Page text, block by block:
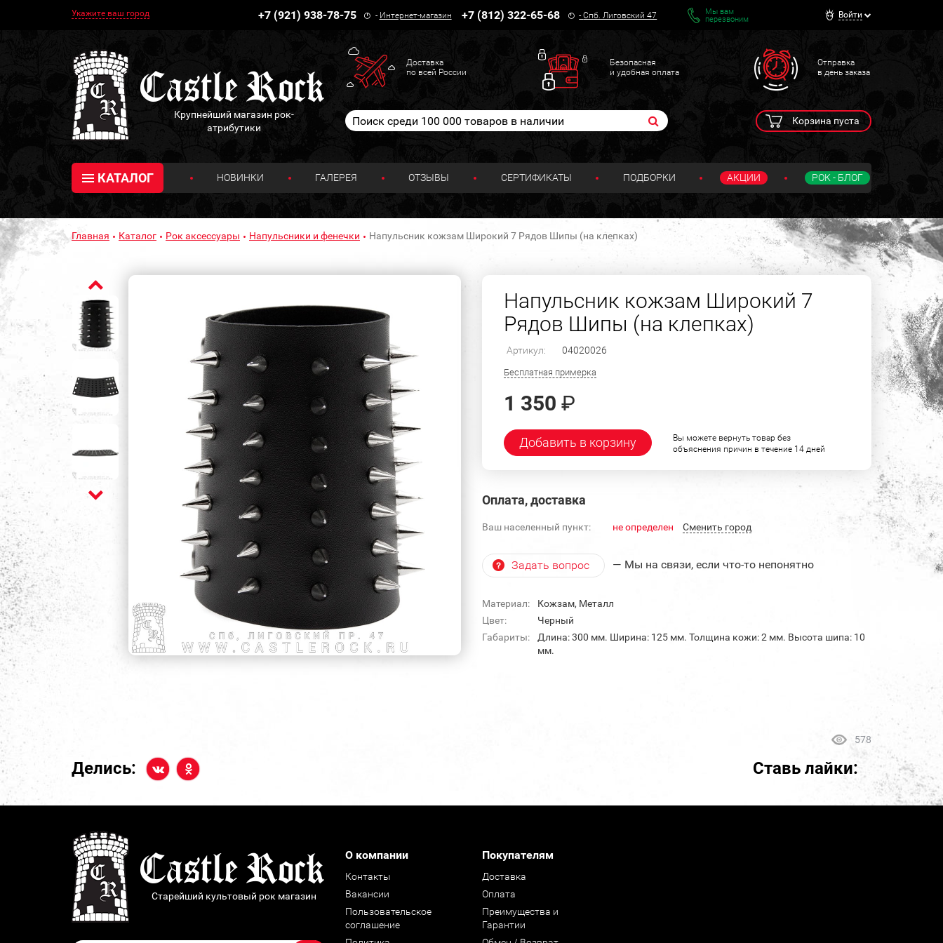
Укажите ваш город +7 (921) 938-78-75 - Интернет-магазин +7 (812) 322-65-68 -Спб. Лиговский 47
Мы вам
перезвоним
Войти
Крупнейший магазин рок-
атрибутики
Доставка
по всей России
Безопасная
и удобная оплата
Отправка
в день заказа
Корзина пуста
КАТАЛОГ НОВИНКИ ГАЛЕРЕЯ ОТЗЫВЫ СЕРТИФИКАТЫ ПОДБОРКИ АКЦИИ РОК - БЛОГ
Главная Каталог Рок аксессуары Напульсники и фенечки Напульсник кожзам Широкий 7 Рядов Шипы (на клепках)
Напульсник кожзам Широкий 7
Рядов Шипы (на клепках)
Артикул: 04020026
Бесплатная примерка
1 350 ₽
Добавить в корзину
Вы можете вернуть товар без
объяснения причин в течение 14 дней
Оплата, доставка
Ваш населенный пункт: не определен Cменить город
Задать вопрос — Мы на связи, если что-то непонятно
Материал:
Кожзам, Металл
Цвет:
Черный
Габариты:
Длина: 300 мм. Ширина: 125 мм. Толщина кожи: 2 мм. Высота шипа: 10
мм.
578
Делись: Ставь лайки:
Старейший культовый рок магазин
О компании
Контакты
Вакансии
Пользовательское
соглашение
Покупателям
Доставка
Оплата
Преимущества и
Гарантии